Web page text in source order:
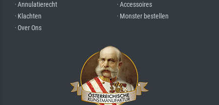
· Annulatierecht
· Klachten
· Over Ons
· Accessoires
· Monster bestellen